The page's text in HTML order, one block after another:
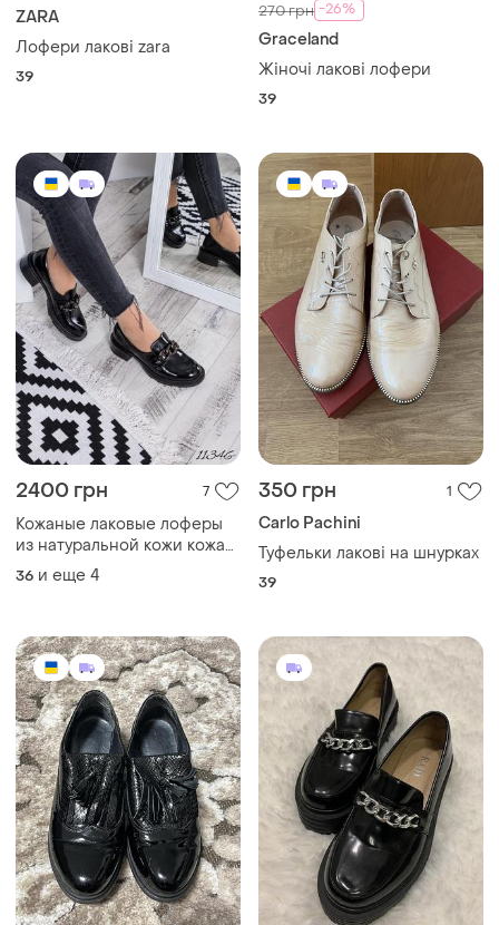
ZARA
Лофери лакові zara
39
270 грн -26%
Graceland
Жіночі лакові лофери
39
2400 грн 7
Кожаные лаковые лоферы
из натуральной кожи кожа
кожуны лаковые лоферы
натуральная кожа
36 и еще 4
350 грн 1
Carlo Pachini
Туфельки лакові на шнурках
39